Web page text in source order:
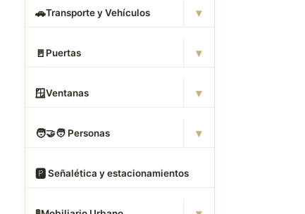
🚗Transporte y Vehículos ▾
🚪 Puertas ▾
🪟Ventanas ▾
🧑‍🤝‍🧑 Personas ▾
🅿️ Señalética y estacionamientos